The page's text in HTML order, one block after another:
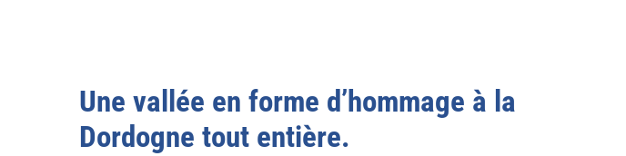
Une vallée en forme d’hommage à la
Dordogne tout entière.